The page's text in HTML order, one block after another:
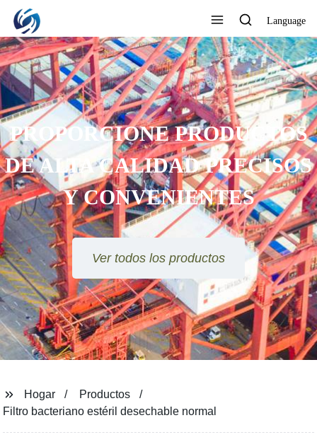
Language
MEJORA CONSTANTE,
CALIDAD EXTRAORDINARIA
Ver todos los productos
Hogar
Productos
Filtro bacteriano estéril desechable normal